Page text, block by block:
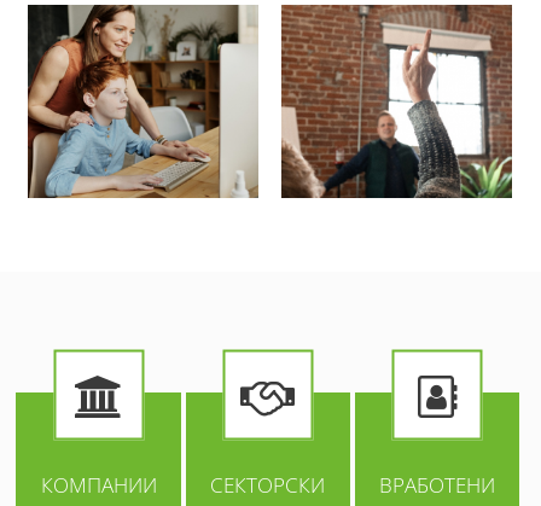
КОМПАНИИ
СЕКТОРСКИ
ВРАБОТЕНИ